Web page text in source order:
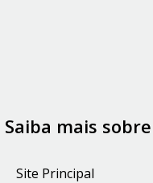
Saiba mais
Site Principal